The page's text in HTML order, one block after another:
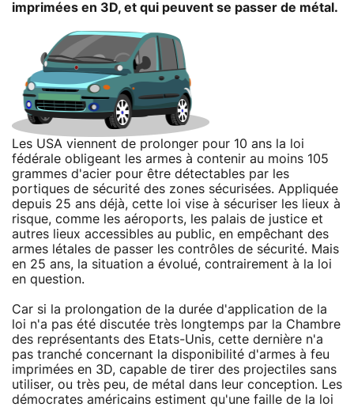
imprimées en 3D, et qui peuvent se passer de métal.
Les USA viennent de prolonger pour 10 ans la loi
fédérale obligeant les armes à contenir au moins 105
grammes d'acier pour être détectables par les
portiques de sécurité des zones sécurisées. Appliquée
depuis 25 ans déjà, cette loi vise à sécuriser les lieux à
risque, comme les aéroports, les palais de justice et
autres lieux accessibles au public, en empêchant des
armes létales de passer les contrôles de sécurité. Mais
en 25 ans, la situation a évolué, contrairement à la loi
en question.
Car si la prolongation de la durée d'application de la
loi n'a pas été discutée très longtemps par la Chambre
des représentants des Etats-Unis, cette dernière n'a
pas tranché concernant la disponibilité d'armes à feu
imprimées en 3D, capable de tirer des projectiles sans
utiliser, ou très peu, de métal dans leur conception. Les
démocrates américains estiment qu'une faille de la loi